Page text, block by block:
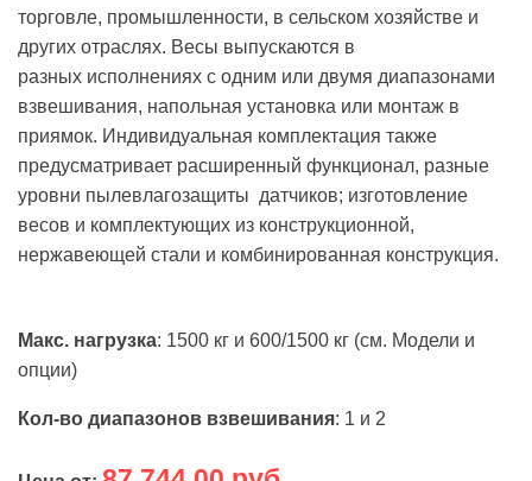
торговле, промышленности, в сельском хозяйстве и
других отраслях. Весы выпускаются в
разных исполнениях с одним или двумя диапазонами
взвешивания, напольная установка или монтаж в
приямок. Индивидуальная комплектация также
предусматривает расширенный функционал, разные
уровни пылевлагозащиты датчиков; изготовление
весов и комплектующих из конструкционной,
нержавеющей стали и комбинированная конструкция.
Макс. нагрузка: 1500 кг и 600/1500 кг (см. Модели и
опции)
Кол-во диапазонов взвешивания: 1 и 2